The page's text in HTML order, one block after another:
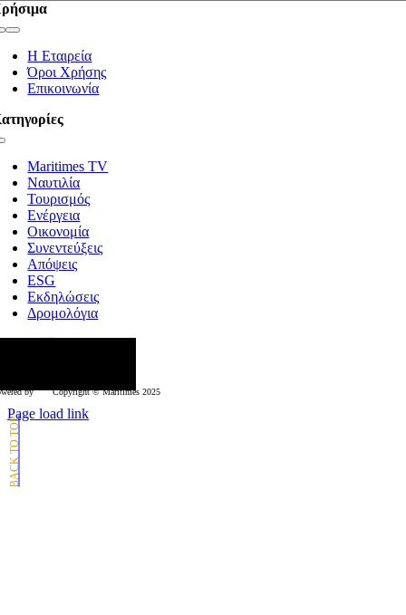
Η Εταιρεία
Όροι Χρήσης
Επικοινωνία
Maritimes TV
Ναυτιλία
Τουρισμός
Ενέργεια
Οικονομία
Συνεντεύξεις
Απόψεις
ESG
Εκδηλώσεις
Δρομολόγια
by Copyright © Μaritimes 2025
Page load link
Go
to
Top